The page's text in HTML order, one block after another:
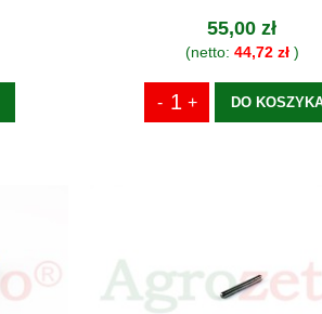
55,00 zł
(netto: 44,72 zł)
DO